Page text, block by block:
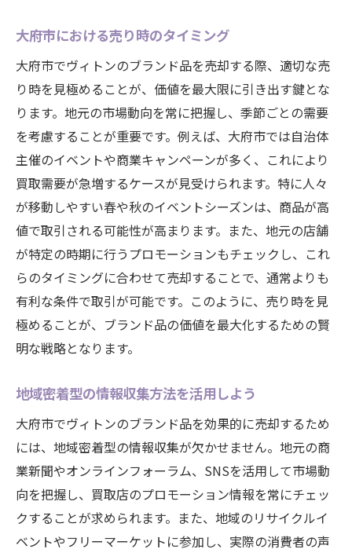
売却契約における注意事項
買取店との交渉を再確認しよう
売却後のフォローアップの重要性
期待する利益を明確にするプランニング
大府市における売り時のタイミング
大府市でヴィトンのブランド品を売却する際、適切な売
り時を見極めることが、価値を最大限に引き出す鍵とな
ります。地元の市場動向を常に把握し、季節ごとの需要
を考慮することが重要です。例えば、大府市では自治体
主催のイベントや商業キャンペーンが多く、これにより
買取需要が急増するケースが見受けられます。特に人々
が移動しやすい春や秋のイベントシーズンは、商品が高
値で取引される可能性が高まります。また、地元の店舗
が特定の時期に行うプロモーションもチェックし、これ
らのタイミングに合わせて売却することで、通常よりも
有利な条件で取引が可能です。このように、売り時を見
極めることが、ブランド品の価値を最大化するための賢
明な戦略となります。
地域密着型の情報収集方法を活用しよう
大府市でヴィトンのブランド品を効果的に売却するため
には、地域密着型の情報収集が欠かせません。地元の商
業新聞やオンラインフォーラム、SNSを活用して市場動
向を把握し、買取店のプロモーション情報を常にチェッ
クすることが求められます。また、地域のリサイクルイ
ベントやフリーマーケットに参加し、実際の消費者の声